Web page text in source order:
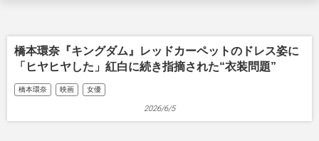
橋本環奈『キングダム』レッドカーペットのドレス姿に
「ヒヤヒヤした」紅白に続き指摘された“衣装問題”
橋本環奈 映画 女優
2026/6/5